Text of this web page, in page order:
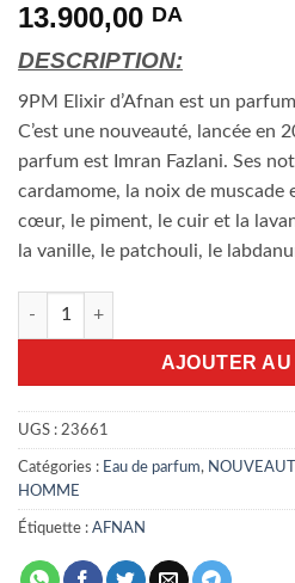
13.900,00 DA
DESCRIPTION:
9PM Elixir d’Afnan est un
C’est une nouveauté, lancée en
parfum est Imran Fazlani. Ses
cardamome, la noix de muscade
cœur, le piment, le cuir et la
la vanille, le patchouli, le
quantité de 9PM Elixir Afnan 100ml
AJOUTER
UGS : 23661
Catégories : Eau de parfum,
HOMME
Étiquette : AFNAN